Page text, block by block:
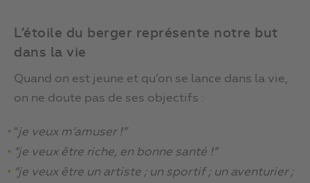
L’étoile du berger représente notre but
dans la vie
Quand on est jeune et qu’on se lance dans la vie,
on ne doute pas de ses objectifs :
“je veux m’amuser !”
“je veux être riche, en bonne santé !”
“je veux être un artiste ; un sportif ; un aventurier ;